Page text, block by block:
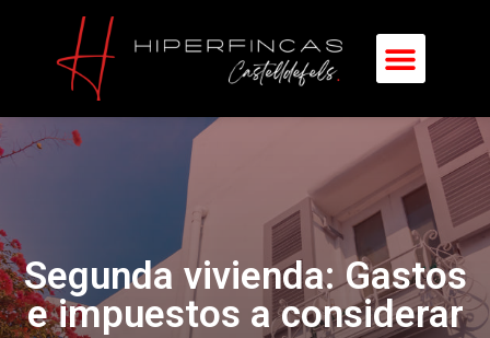
Segunda vivienda: Gastos
e impuestos a considerar